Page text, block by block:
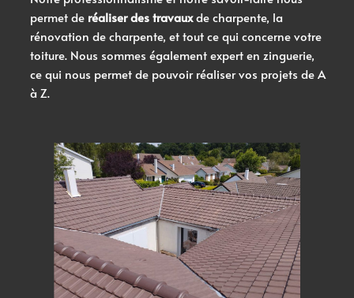
permet de réaliser des travauxde charpente, la
rénovation de charpente, et tout ce qui concerne votre
toiture. Nous sommes également expert en zinguerie,
ce qui nous permet de pouvoir réaliser vos projets de A
à Z.